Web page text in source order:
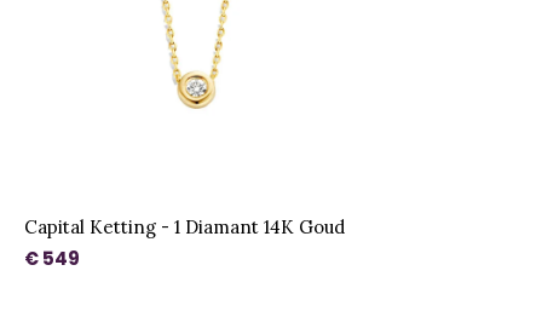
Capital Ketting - 1 Diamant 14K Goud
€ 549